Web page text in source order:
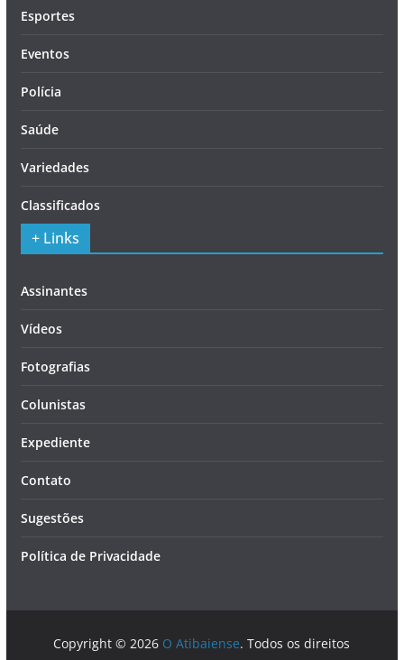
Esportes
Eventos
Polícia
Saúde
Variedades
Classificados
+ Links
Assinantes
Vídeos
Fotografias
Colunistas
Expediente
Contato
Sugestões
Política de Privacidade
Copyright © 2026 O Atibaiense. Todos os direitos